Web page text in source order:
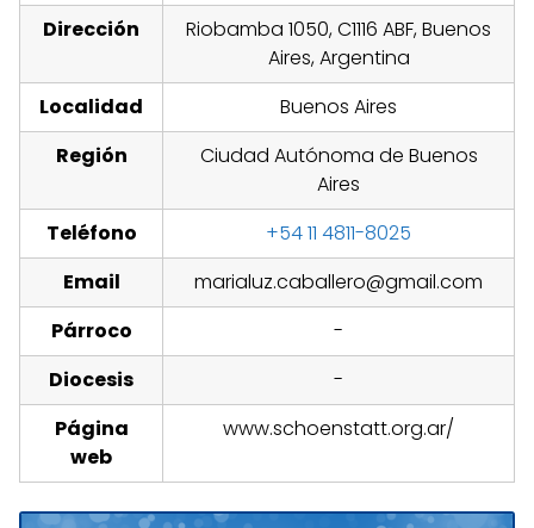
Dirección
Riobamba 1050, C1116 ABF, Buenos
Aires, Argentina
Localidad
Buenos Aires
Región
Ciudad Autónoma de Buenos
Aires
Teléfono
+54 11 4811-8025
Email
marialuz.caballero@gmail.com
Párroco
-
Diocesis
-
Página
web
www.schoenstatt.org.ar/